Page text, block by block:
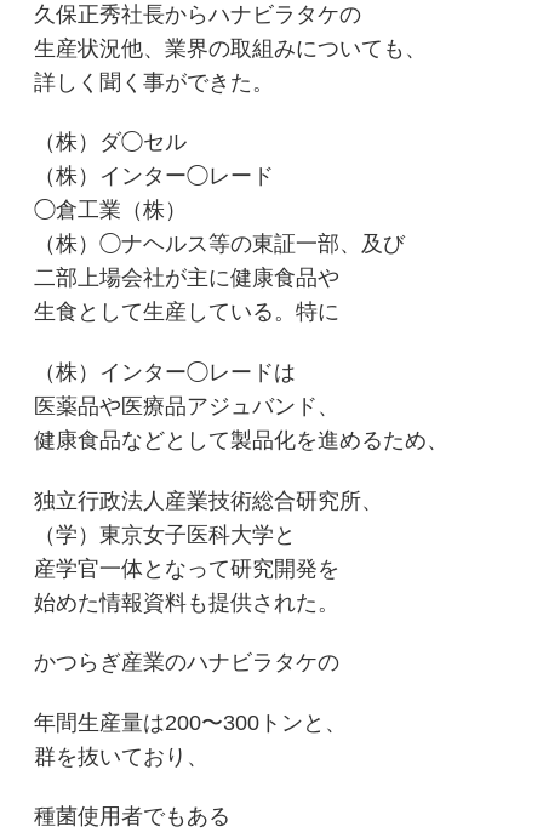
久保正秀社長からハナビラタケの
生産状況他、業界の取組みについても、
詳しく聞く事ができた。
（株）ダ◯セル
（株）インター◯レード
◯倉工業（株）
（株）◯ナヘルス等の東証一部、及び
二部上場会社が主に健康食品や
生食として生産している。特に
（株）インター◯レードは
医薬品や医療品アジュバンド、
健康食品などとして製品化を進めるため、
独立行政法人産業技術総合研究所、
（学）東京女子医科大学と
産学官一体となって研究開発を
始めた情報資料も提供された。
かつらぎ産業のハナビラタケの
年間生産量は200〜300トンと、
群を抜いており、
種菌使用者でもある